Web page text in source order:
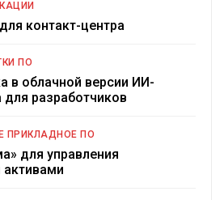
контакт-центра
ПО
в облачной версии ИИ-
для разработчиков
ПРИКЛАДНОЕ ПО
для управления